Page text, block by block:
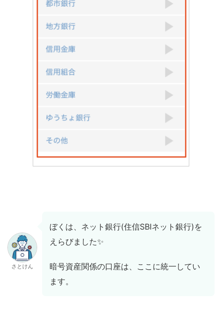
さとけん
ぼくは、ネット銀行(住信SBIネット銀行)を
えらびました✨
暗号資産関係の口座は、ここに統一してい
ます。